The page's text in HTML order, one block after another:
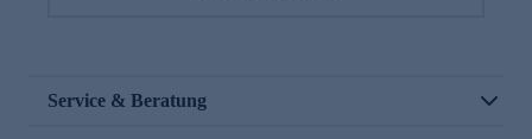
Service & Beratung